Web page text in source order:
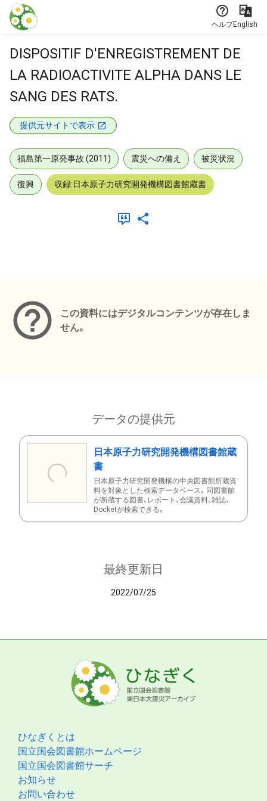
本文に飛ぶ
ヘルプEnglish
DISPOSITIF D'ENREGISTREMENT DE
LA RADIOACTIVITE ALPHA DANS LE
SANG DES RATS.
提供元サイトで表示
福島第一原発事故 (2011) 震災への備え 被災状況
復興 収録:日本原子力研究開発機構図書館蔵書
この資料にはデジタルコンテンツが存在しま
せん。
データの提供元
日本原子力研究開発機構図書館蔵
書
日本原子力研究開発機構の中央図書館所蔵資
料を対象とした検索データベース。同図書館
が所蔵する図書、レポート、会議資料、雑誌、
Docketが検索できる。
最終更新日
2022/07/25
ひなぎくとは
国立国会図書館ホームページ
国立国会図書館サーチ
お知らせ
お問い合わせ